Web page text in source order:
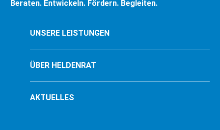
Beraten. Entwickeln. Fördern. Begleiten.
UNSERE LEISTUNGEN
ÜBER HELDENRAT
AKTUELLES